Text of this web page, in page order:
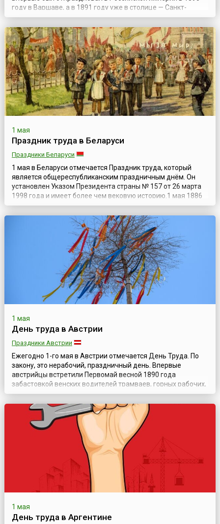
году в Варшаве, а в 1891 году уже в столице — Санкт-
Петербурге. Данный праздник был установлен в июле 1889
года Парижским конгрессом II Интернационала в память о
выступлении рабочих Чикаго 1 мая 1886 года. Впервые в
России праздник был ...
1 мая
Праздник труда в Беларуси
Праздники Беларуси
1 мая в Беларуси отмечается Праздник труда, который
является общереспубликанским праздничным днём. Он
установлен Указом Президента страны № 157 от 26 марта
1998 года и имеет более чем вековую историю.1 мая 1886
года чикагские рабочие организовали забастовку и
демонстрацию с требованиями 8-часового рабочего дня.
Все это закончилось кровопролитным столкновением с
полицией. В ответ на выстрелы из...
1 мая
День труда в Австрии
Праздники Австрии
Ежегодно 1-го мая в Австрии отмечается День Труда. По
закону, это нерабочий, праздничный день. Впервые
австрийцы встретили Первомай весной 1890 года
забастовкой венских водителей трамваев, горных рабочих,
рабочих сталелитейного производства. После революции 1
мая 1919 этот день был объявлен государственным
праздником.Примечательно, что с пролетарскими
атрибутами праздника часто перемешивал...
1 мая
День труда в Аргентине